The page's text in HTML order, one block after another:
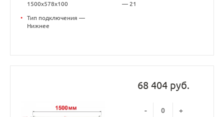
1500x578x100
•
Тип подключения —
Нижнее
— 21
68 404 руб.
- +